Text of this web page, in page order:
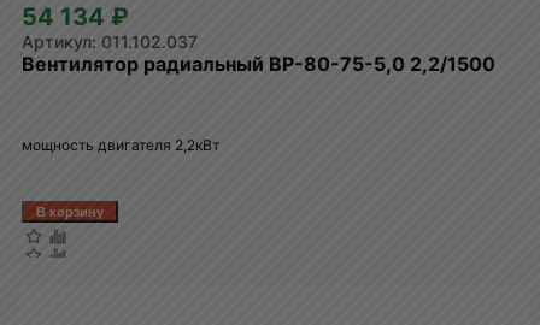
54 134 ₽
011.102.037
Вентилятор радиальный ВР-80-75-5,0 2,2/1500
мощность двигателя 2,2кВт